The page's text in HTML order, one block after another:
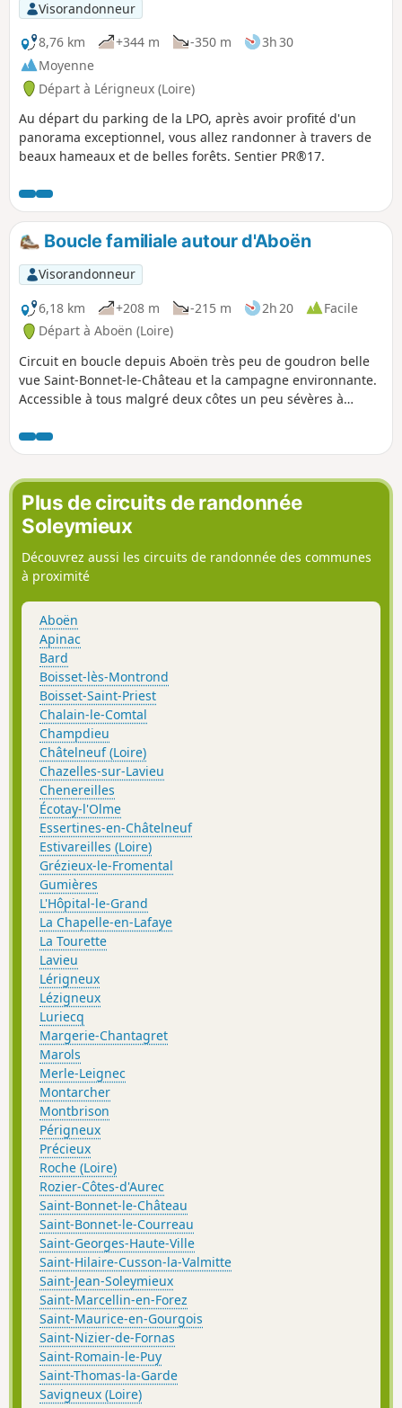
Visorandonneur
8,76 km
+344 m -350 m
3h 30
Moyenne
Départ à Lérigneux (Loire)
Au départ du parking de la LPO, après avoir profité d'un
panorama exceptionnel, vous allez randonner à travers de
beaux hameaux et de belles forêts. Sentier PR®17.
Boucle familiale autour d'Aboën
Visorandonneur
6,18 km
+208 m -215 m 2h 20
Facile
Départ à Aboën (Loire)
Circuit en boucle depuis Aboën très peu de goudron belle
vue Saint-Bonnet-le-Château et la campagne environnante.
Accessible à tous malgré deux côtes un peu sévères à
Plus de circuits de randonnée
Soleymieux
Découvrez aussi les circuits de randonnée des communes
à proximité
Aboën
Apinac
Bard
Boisset-lès-Montrond
Boisset-Saint-Priest
Chalain-le-Comtal
Champdieu
Châtelneuf (Loire)
Chazelles-sur-Lavieu
Chenereilles
Écotay-l'Olme
Essertines-en-Châtelneuf
Estivareilles (Loire)
Grézieux-le-Fromental
Gumières
L'Hôpital-le-Grand
La Chapelle-en-Lafaye
La Tourette
Lavieu
Lérigneux
Lézigneux
Luriecq
Margerie-Chantagret
Marols
Merle-Leignec
Montarcher
Montbrison
Périgneux
Précieux
Roche (Loire)
Rozier-Côtes-d'Aurec
Saint-Bonnet-le-Château
Saint-Bonnet-le-Courreau
Saint-Georges-Haute-Ville
Saint-Hilaire-Cusson-la-Valmitte
Saint-Jean-Soleymieux
Saint-Marcellin-en-Forez
Saint-Maurice-en-Gourgois
Saint-Nizier-de-Fornas
Saint-Romain-le-Puy
Saint-Thomas-la-Garde
Savigneux (Loire)